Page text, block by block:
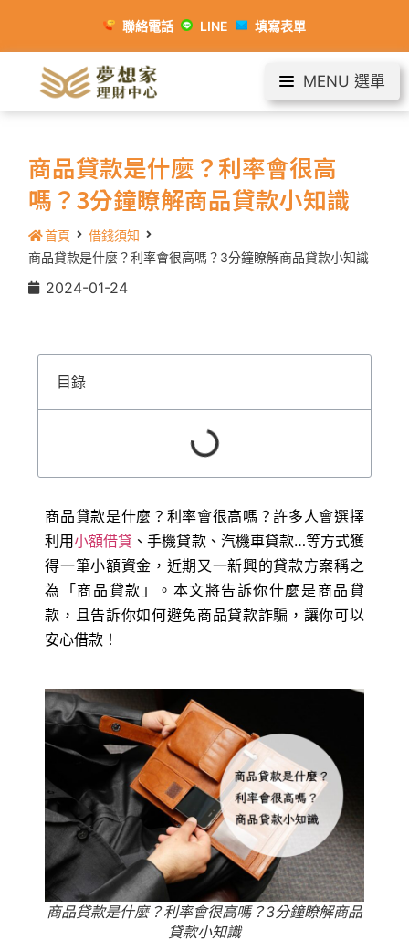
聯絡電話 LINE 填寫表單
MENU 選單
商品貸款是什麼？利率會很高
嗎？3分鐘瞭解商品貸款小知識
首頁
借錢須知
商品貸款是什麼？利率會很高嗎？3分鐘瞭解商品貸款小知識
2024-01-24
目錄
商品貸款是什麼？利率會很高嗎？許多人會選擇
利用小額借貸 、手機貸款、汽機車貸款…等方式獲
得一筆小額資金，近期又一新興的貸款方案稱之
為「商品貸款」。本文將告訴你什麼是商品貸
款，且告訴你如何避免商品貸款詐騙，讓你可以
安心借款！
商品貸款是什麼？利率會很高嗎？3分鐘瞭解商品
貸款小知識